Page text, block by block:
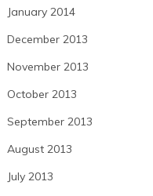
January 2014
December 2013
November 2013
October 2013
September 2013
August 2013
July 2013